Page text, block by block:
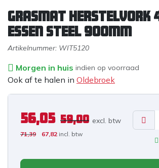
Grasmat herstelvork
essen steel 900mm
Artikelnummer: WIT5120
Morgen in huis indien op voorraad
Ook af te halen in Oldebroek
56,05 59,00 excl. btw
71,39 67,82 incl. btw